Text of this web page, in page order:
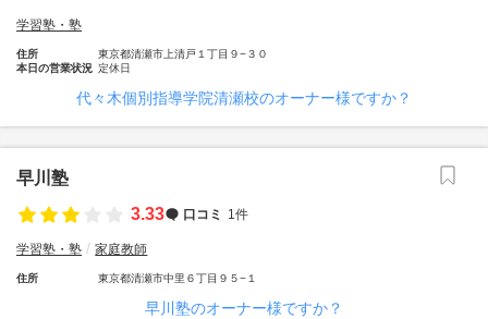
学習塾・塾
住所
東京都清瀬市上清戸１丁目９−３０
本日の営業状況 定休日
代々木個別指導学院清瀬校のオーナー様ですか？
早川塾
3.33
口コミ 1件
学習塾・塾 家庭教師
住所 東京都清瀬市中里６丁目９５−１
早川塾のオーナー様ですか？